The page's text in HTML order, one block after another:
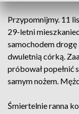
Przypomnijmy. 11
29-letni
samochodem
dwuletnią córką.
próbował popełnić
samym nożem.
Śmiertelnie ranna